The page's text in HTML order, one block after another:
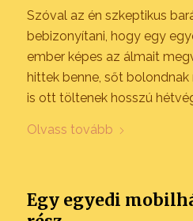
Szóval az én szkeptikus
bebizonyítani, hogy egy
ember képes az álmait
hittek benne, sőt
is ott töltenek hosszú
Olvass tovább
Egy egyedi